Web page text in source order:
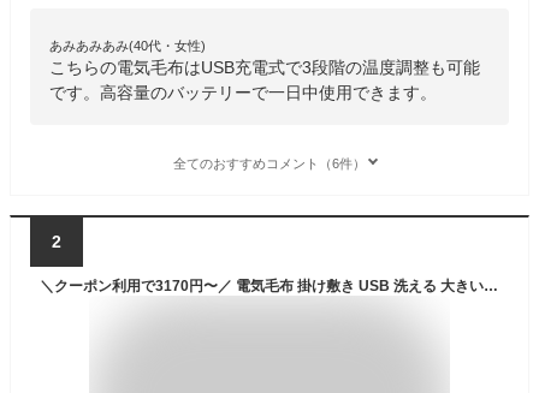
あみあみあみ(40代・女性)
こちらの電気毛布はUSB充電式で3段階の温度調整も可能
です。高容量のバッテリーで一日中使用できます。
全てのおすすめコメント（6件）
2
＼クーポン利用で3170円〜／ 電気毛布 掛け敷き USB 洗える 大きいサイズ 電気ひざ掛け 着る毛布 帽子付き 35000mAhバッテリー付き フランネル 大判 150×85cm 電気ブランケット ひざ掛け 防寒 節電 10秒速暖 USB給電式 3段階温度調節 おしゃれ